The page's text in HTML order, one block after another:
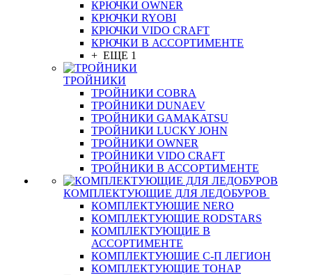
КРЮЧКИ OWNER
КРЮЧКИ RYOBI
КРЮЧКИ VIDO CRAFT
КРЮЧКИ В АССОРТИМЕНТЕ
+ ЕЩЕ 1
ТРОЙНИКИ
ТРОЙНИКИ COBRA
ТРОЙНИКИ DUNAEV
ТРОЙНИКИ GAMAKATSU
ТРОЙНИКИ LUCKY JOHN
ТРОЙНИКИ OWNER
ТРОЙНИКИ VIDO CRAFT
ТРОЙНИКИ В АССОРТИМЕНТЕ
КОМПЛЕКТУЮЩИЕ ДЛЯ ЛЕДОБУРОВ
КОМПЛЕКТУЮЩИЕ NERO
КОМПЛЕКТУЮЩИЕ RODSTARS
КОМПЛЕКТУЮЩИЕ В
АССОРТИМЕНТЕ
КОМПЛЕКТУЮЩИЕ С-П ЛЕГИОН
КОМПЛЕКТУЮЩИЕ ТОНАР